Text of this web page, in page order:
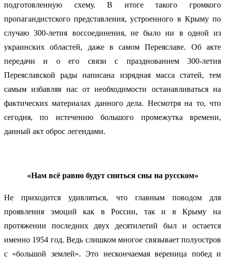
подготовленную схему. В итоге такого громкого
пропагандистского представления, устроенного в Крыму по
случаю 300-летия воссоединения, не было ни в одной из
украинских областей, даже в самом Переяславе. Об акте
передачи и о его связи с празднованием 300-летия
Переяславской рады написана изрядная масса статей, тем
самым избавляя нас от необходимости останавливаться на
фактических материалах данного дела. Несмотря на то, что
сегодня, по истечению большого промежутка времени,
данный акт оброс легендами.
«Нам всё равно будут сниться сны на русском»
Не приходится удивляться, что главным поводом для
проявления эмоций как в России, так и в Крыму на
протяжении последних двух десятилетий был и остается
именно 1954 год. Ведь слишком многое связывает полуостров
с «большой землей». Это нескончаемая вереница побед и